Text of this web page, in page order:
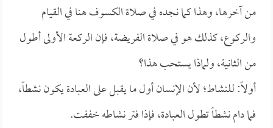
من آخرها، وهذا كما نجده في صلاة الكسوف هنا في القيام
والركوع، كذلك هو في صلاة الفريضة، فإن الركعة الأولى أطول
من الثانية، ولماذا يستحب هذا؟
أولاً: للنشاط؛ لأن الإنسان أول ما يقبل على العبادة يكون نشطاً،
فما دام نشطاً تطول العبادة، فإذا فتر نشاطه خففت.